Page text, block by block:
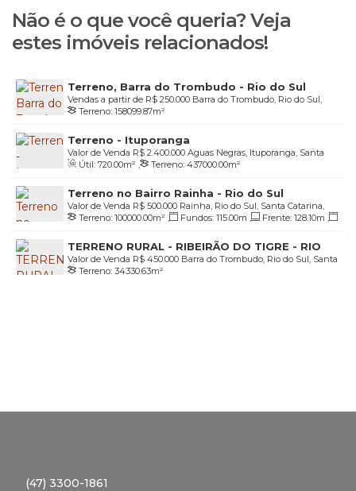
Não é o que você queria? Veja
estes imóveis relacionados!
Terreno, Barra do Trombudo - Rio do Sul
R$ 250.000
Vendas a partir de
Barra do Trombudo, Rio do Sul,
Santa Catarina, Brasil
Terreno: 158099.87m²
Terreno - Ituporanga
R$ 2.400.000
Valor de Venda
Aguas Negras, Ituporanga, Santa
Catarina, Brasil
Útil: 720.00m² , Terreno: 437000.00m²
Terreno no Bairro Rainha - Rio do Sul
R$ 500.000
Valor de Venda
Rainha, Rio do Sul, Santa Catarina,
BrasilTerreno: 100000.00m² , Fundos: 115.00m , Frente: 128.10m ,
Lado Direito: 1174.50m , Lado Esquerdo: 1185.90m
TERRENO RURAL - RIBEIRÃO DO TIGRE - RIO
DO SUL
R$ 450.000
Valor de Venda
Barra do Trombudo, Rio do Sul, Santa
Catarina, Brasil
Terreno: 34330.63m²
(47) 3300-1861